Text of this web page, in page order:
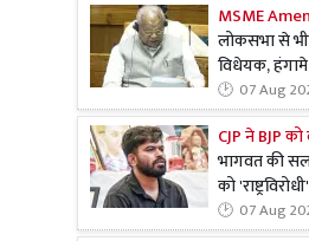
MSME
लोकसभा से
विधेयक, हंगामे
07 Aug
CJP ने BJP
भागवत की
को
07 Aug